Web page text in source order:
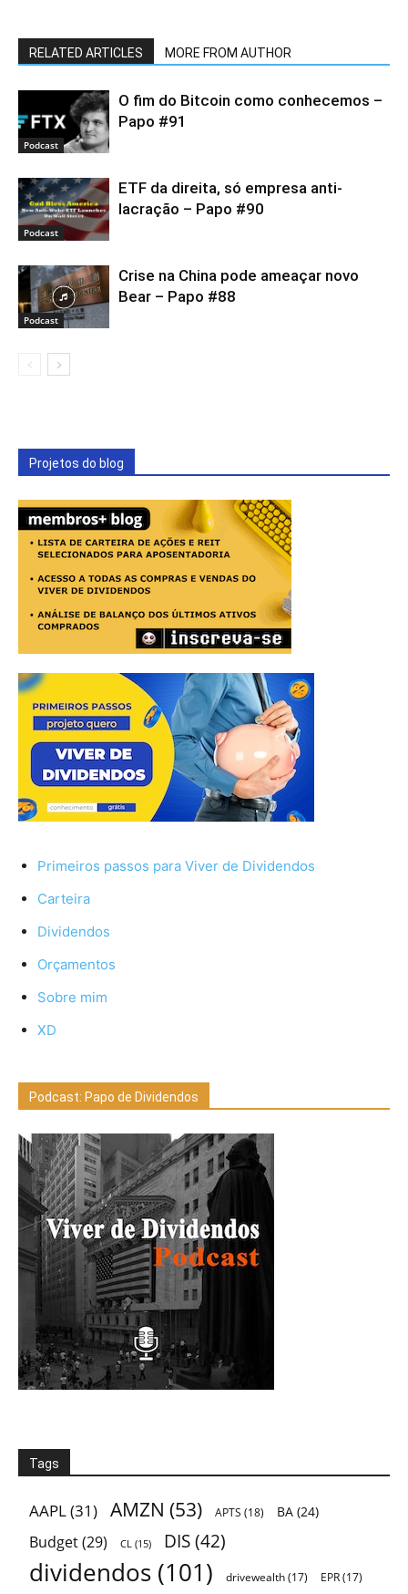
RELATED ARTICLES MORE FROM AUTHOR
Podcast
O fim do Bitcoin como conhecemos –
Papo #91
Podcast
ETF da direita, só empresa anti-
lacração – Papo #90
Podcast
Crise na China pode ameaçar novo
Bear – Papo #88
Projetos do blog
Primeiros passos para Viver de Dividendos
Carteira
Dividendos
Orçamentos
Sobre mim
XD
Podcast: Papo de Dividendos
Tags
AAPL(31) AMZN (53) APTS (18) BA (24)
Budget(29) CL (15) DIS (42)
dividendos (101) drivewealth(17) EPR(17)